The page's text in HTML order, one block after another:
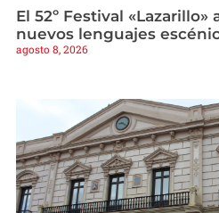
El 52º Festival
nuevos lenguajes
agosto 8, 2026